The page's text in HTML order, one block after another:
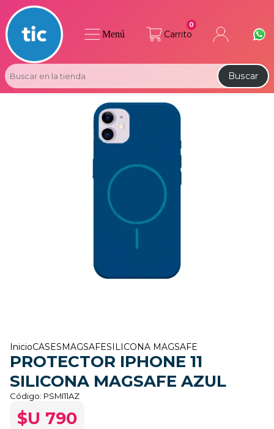
Carrito
0
Buscar
Menú
InicioCASES MAGSAFESILICONA MAGSAFE
PROTECTOR IPHONE 11
SILICONA MAGSAFE AZUL
Código: PSMI11AZ
$U 790